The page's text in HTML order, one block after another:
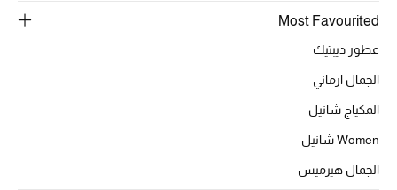
خصومات
الموسم الجديد
ركن أناقة المنتجعات
Most Favourited
عطور ديبتيك
الجمال ارماني
المكياج شانيل
Women شانيل
الجمال هيرميس